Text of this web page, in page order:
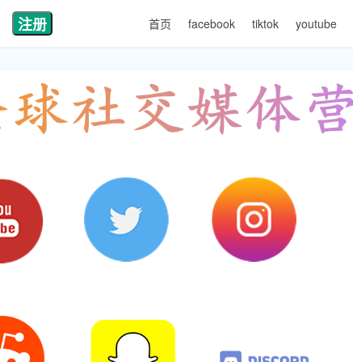
注册 首页 facebook tiktok youtube